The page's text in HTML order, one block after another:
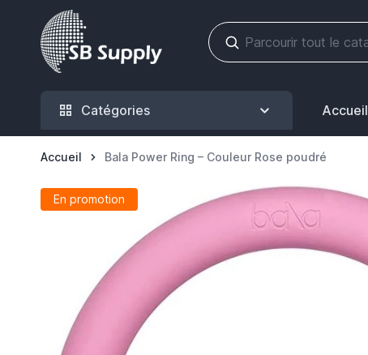
Allez au contenu
Catégories Accueil
Accueil Bala Power Ring – Couleur Rose poudré
En promotion